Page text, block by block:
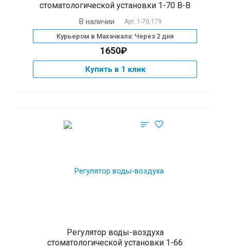
стоматологической установки 1-70 B-B
В наличии Арт. 1-70,179
Курьером в Махачкала: Через 2 дня
1650₽
Купить в 1 клик
Регулятор воды-воздуха
стоматологической установки 1-66